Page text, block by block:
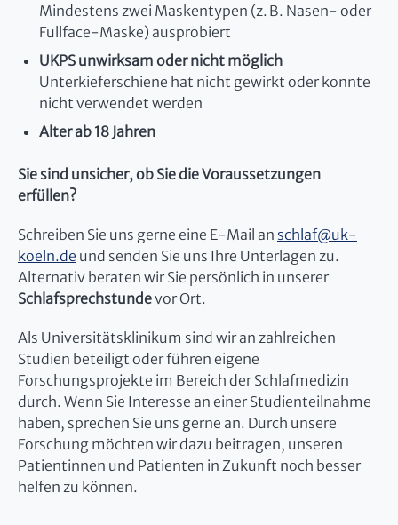
Mindestens zwei Maskentypen (z. B. Nasen- oder
Fullface-Maske) ausprobiert
UKPS unwirksam oder nicht möglich
Unterkieferschiene hat nicht gewirkt oder konnte
nicht verwendet werden
Alter ab 18 Jahren
Sie sind unsicher, ob Sie die Voraussetzungen
erfüllen?
Schreiben Sie uns gerne eine E-Mail an schlaf@uk-
koeln.de und senden Sie uns Ihre Unterlagen zu.
Alternativ beraten wir Sie persönlich in unserer
Schlafsprechstundevor Ort.
Als Universitätsklinikum sind wir an zahlreichen
Studien beteiligt oder führen eigene
Forschungsprojekte im Bereich der Schlafmedizin
durch. Wenn Sie Interesse an einer Studienteilnahme
haben, sprechen Sie uns gerne an. Durch unsere
Forschung möchten wir dazu beitragen, unseren
Patientinnen und Patienten in Zukunft noch besser
helfen zu können.